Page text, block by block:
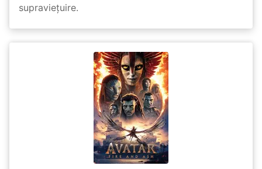
supraviețuire.